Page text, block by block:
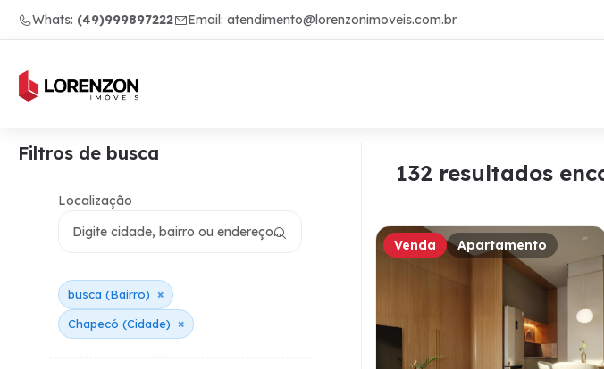
Whats: (49)999897222 Email: atendimento@lorenzonimoveis.com.br
Filtros de busca
Localização
busca (Bairro) ×
Chapecó (Cidade) ×
132 resultados
Venda Apartamento